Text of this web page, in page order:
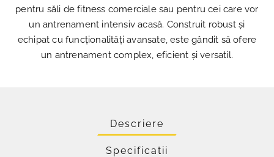
pentru săli de fitness comerciale sau pentru cei care vor
un antrenament intensiv acasă. Construit robust și
echipat cu funcționalități avansate, este gândit să ofere
un antrenament complex, eficient și versatil.
Descriere
Specificatii